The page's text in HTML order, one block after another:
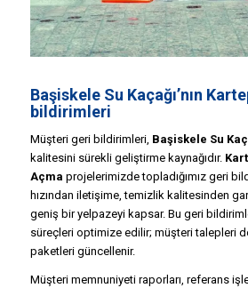
Başiskele Su Kaçağı’nın
bildirimleri
Müşteri geri bildirimleri, Başiskele Su
kalitesini sürekli geliştirme kaynağıdır.
Açma projelerimizde topladığımız geri
hızından iletişime, temizlik kalitesinden
geniş bir yelpazeyi kapsar. Bu geri
süreçleri optimize edilir; müşteri talepleri
paketleri güncellenir.
Müşteri memnuniyeti raporları, referans